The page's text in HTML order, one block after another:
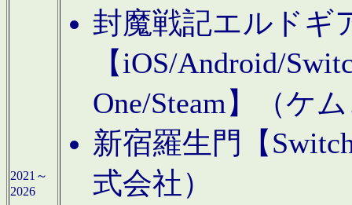
2021～
2026
封魔戦記エルドギ
【iOS/Android/
One/Steam】（ケ
新宿羅生門【
式会社）